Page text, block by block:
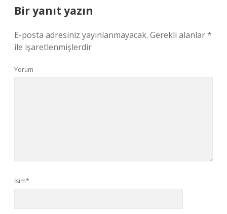
Bir yanıt yazın
E-posta adresiniz yayınlanmayacak. Gerekli alanlar*
ile işaretlenmişlerdir
Yorum
İsim*